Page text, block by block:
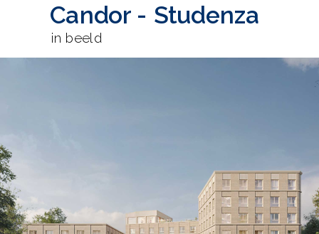
Candor - Studenza
in beeld